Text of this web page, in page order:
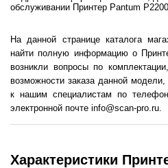
обслуживании Принтер Pantum P2200
На данной странице каталога
найти полную информацию о
возникли вопросы по
возможности заказа данной
к нашим специалистам по
электронной почте info@scan-pro.ru.
Характеристики